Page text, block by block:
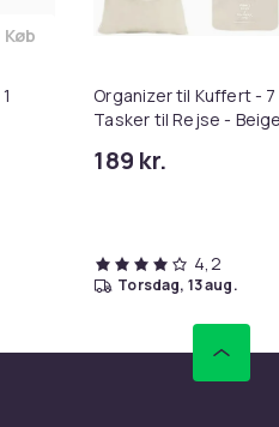
Læg Stor Kapacitet Opbevaring
Køb
Organizer til Kuffert -
Tasker til Rejse -
189 kr.
4,2
torsdag, 13 aug.